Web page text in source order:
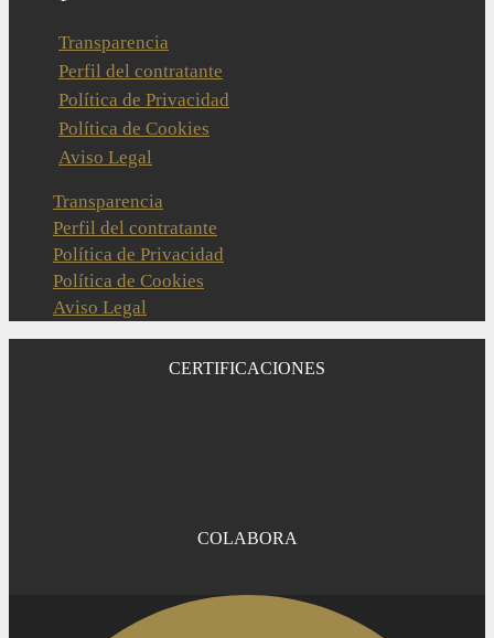
Transparencia
Perfil del contratante
Política de Privacidad
Política de Cookies
Aviso Legal
Transparencia
Perfil del contratante
Política de Privacidad
Política de Cookies
Aviso Legal
CERTIFICACIONES
COLABORA